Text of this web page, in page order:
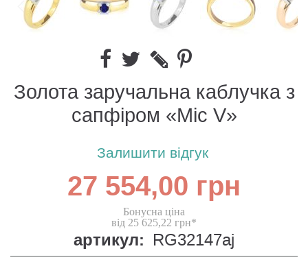
Золота заручальна каблучка з
сапфіром «Міс V»
Залишити відгук
27 554,00 грн
Бонусна ціна
від 25 625,22 грн*
артикул: RG32147aj